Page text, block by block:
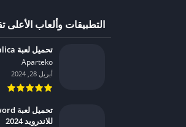
التطبيقات وألعاب الأعلى
تحميل لعبة Slagalica مهكرة للاندرويد 2024
Aparteko‏
أبريل 28, 2024
للاندرويد 2024